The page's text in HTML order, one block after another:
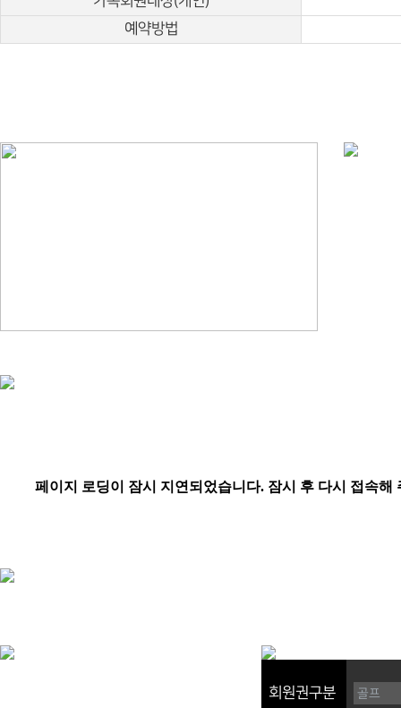
예약방법
회원권구분